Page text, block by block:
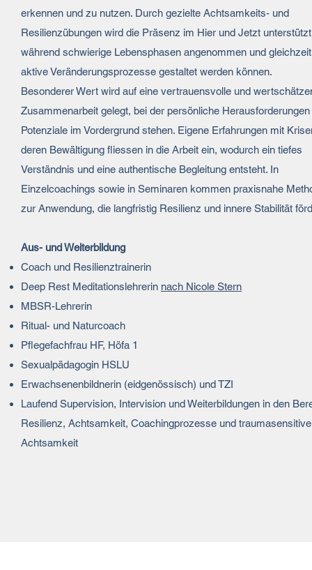
erkennen und zu nutzen. Durch gezielte Achtsamkeits- und
Resilienzübungen wird die Präsenz im Hier und Jetzt
während schwierige Lebensphasen angenommen und
aktive Veränderungsprozesse gestaltet werden können.
Besonderer Wert wird auf eine vertrauensvolle und
Zusammenarbeit gelegt, bei der persönliche Herausforderungen
Potenziale im Vordergrund stehen. Eigene Erfahrungen mit
deren Bewältigung fliessen in die Arbeit ein, wodurch ein tiefes
Verständnis und eine authentische Begleitung entsteht. In
Einzelcoachings sowie in Seminaren kommen praxisnahe
zur Anwendung, die langfristig Resilienz und innere Stabilität
Aus- und Weiterbildung
Coach und Resilienztrainerin
Deep Rest Meditationslehrerin nach Nicole Stern
MBSR-Lehrerin
Ritual- und Naturcoach
Pflegefachfrau HF, Höfa 1
Sexualpädagogin HSLU
Erwachsenenbildnerin (eidgenössisch) und TZI
Laufend Supervision, Intervision und Weiterbildungen in den
Resilienz, Achtsamkeit, Coachingprozesse und traumasensitive
Achtsamkeit